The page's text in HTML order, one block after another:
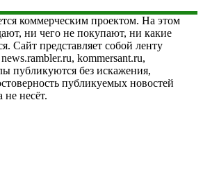
коммерческим проектом. На этом
ни чего не покупают, ни какие
Сайт представляет собой ленту
kommersant.ru,
публикуются без искажения,
публикуемых новостей
несёт.